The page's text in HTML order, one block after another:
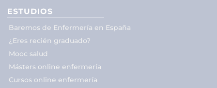
ESTUDIOS
Baremos de Enfermería en España
¿Eres recién graduado?
Mooc salud
Másters online enfermería
Cursos online enfermería